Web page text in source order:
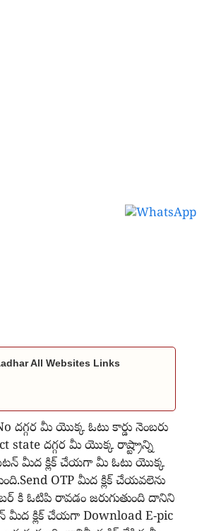
All Websites Links
దగ్గర మీ యొక్క ఓటు కార్డు నెంబరు
దగ్గర మీ యొక్క రాష్ట్రాన్ని
మటన్ మీద క్లిక్ చేయగా మీ ఓటు యొక్క
OTP మీద క్లిక్ చేయవలెను
కి ఓటిపి రావడం జరుగుతుంది దానిని
మీద క్లిక్ చేయగా Download E-pic